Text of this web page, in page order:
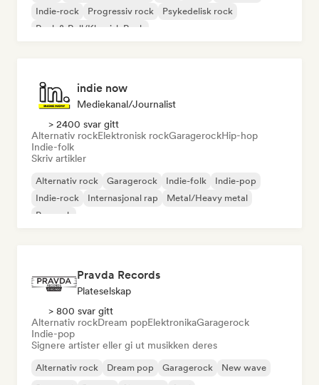
Indie-rock
Progressiv rock
Psykedelisk rock
Rock & Roll/Klassisk Rock
indie now
Mediekanal/journalist
> 2400 svar gitt
Alternativ rockElektronisk rockGaragerockHip-hop
Indie-folk
Skriv artikler
Alternativ rock Garagerock Indie-folk
Indie-pop
Indie-rock
Internasjonal rap
Metal/Heavy metal
Poprock
Pravda Records
Plateselskap
> 800 svar gitt
Alternativ rockDream popElektronikaGaragerock
Indie-pop
Signere artister eller gi ut musikken deres
Alternativ rock Dream pop Garagerock
New wave